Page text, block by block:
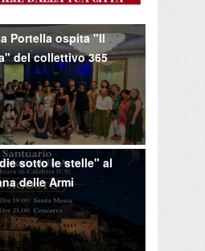
Portella ospita "Il
del collettivo 365
sotto le stelle" al
delle Armi